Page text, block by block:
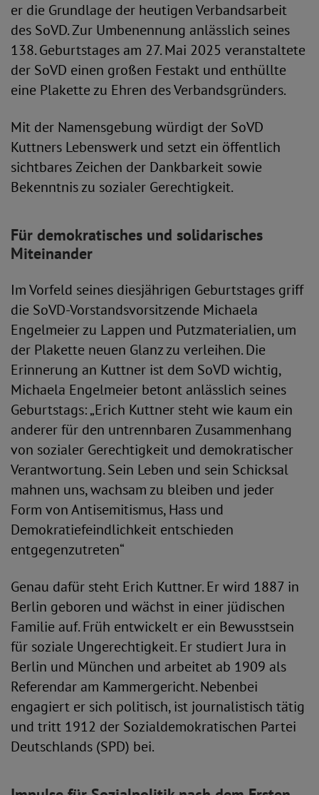
er die Grundlage der heutigen Verbandsarbeit
des SoVD. Zur Umbenennung anlässlich seines
138. Geburtstages am 27. Mai 2025 veranstaltete
der SoVD einen großen Festakt und enthüllte
eine Plakette zu Ehren des Verbandsgründers.
Mit der Namensgebung würdigt der SoVD
Kuttners Lebenswerk und setzt ein öffentlich
sichtbares Zeichen der Dankbarkeit sowie
Bekenntnis zu sozialer Gerechtigkeit.
Für demokratisches und solidarisches
Miteinander
Im Vorfeld seines diesjährigen Geburtstages griff
die SoVD-Vorstandsvorsitzende Michaela
Engelmeier zu Lappen und Putzmaterialien, um
der Plakette neuen Glanz zu verleihen. Die
Erinnerung an Kuttner ist dem SoVD wichtig,
Michaela Engelmeier betont anlässlich seines
Geburtstags: „Erich Kuttner steht wie kaum ein
anderer für den untrennbaren Zusammenhang
von sozialer Gerechtigkeit und demokratischer
Verantwortung. Sein Leben und sein Schicksal
mahnen uns, wachsam zu bleiben und jeder
Form von Antisemitismus, Hass und
Demokratiefeindlichkeit entschieden
entgegenzutreten“
Genau dafür steht Erich Kuttner. Er wird 1887 in
Berlin geboren und wächst in einer jüdischen
Familie auf. Früh entwickelt er ein Bewusstsein
für soziale Ungerechtigkeit. Er studiert Jura in
Berlin und München und arbeitet ab 1909 als
Referendar am Kammergericht. Nebenbei
engagiert er sich politisch, ist journalistisch tätig
und tritt 1912 der Sozialdemokratischen Partei
Deutschlands (SPD) bei.